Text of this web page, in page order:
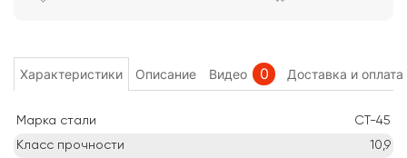
Характеристики Описание Видео 0 Доставка и оплата
Марка стали
СТ-45
Класс прочности
10,9